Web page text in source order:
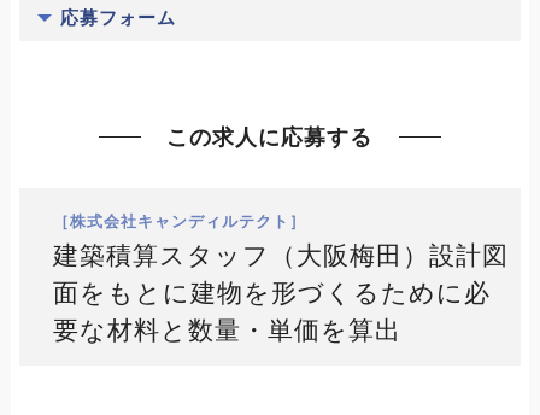
応募フォーム
この求人に応募する
［株式会社キャンディルテクト］
建築積算スタッフ（大阪梅田）設計図
面をもとに建物を形づくるために必
要な材料と数量・単価を算出